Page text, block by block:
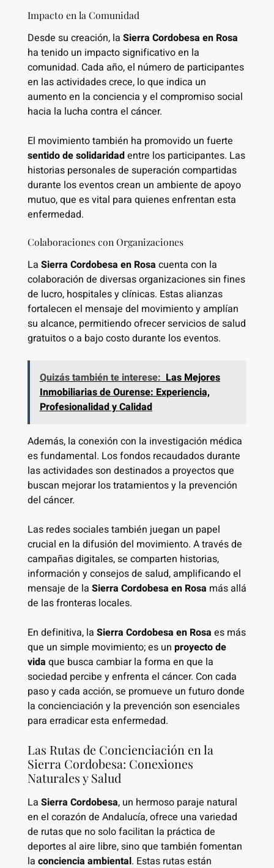
Impacto en la Comunidad
Desde su creación, la Sierra Cordobesa en Rosa
ha tenido un impacto significativo en la
comunidad. Cada año, el número de participantes
en las actividades crece, lo que indica un
aumento en la conciencia y el compromiso social
hacia la lucha contra el cáncer.
El movimiento también ha promovido un fuerte
sentido de solidaridadentre los participantes. Las
historias personales de superación compartidas
durante los eventos crean un ambiente de apoyo
mutuo, que es vital para quienes enfrentan esta
enfermedad.
Colaboraciones con Organizaciones
La Sierra Cordobesa en Rosa cuenta con la
colaboración de diversas organizaciones sin fines
de lucro, hospitales y clínicas. Estas alianzas
fortalecen el mensaje del movimiento y amplían
su alcance, permitiendo ofrecer servicios de salud
gratuitos o a bajo costo durante los eventos.
Quizás también te interese: Las Mejores
Inmobiliarias de Ourense: Experiencia,
Profesionalidad y Calidad
Además, la conexión con la investigación médica
es fundamental. Los fondos recaudados durante
las actividades son destinados a proyectos que
buscan mejorar los tratamientos y la prevención
del cáncer.
Las redes sociales también juegan un papel
crucial en la difusión del movimiento. A través de
campañas digitales, se comparten historias,
información y consejos de salud, amplificando el
mensaje de la Sierra Cordobesa en Rosa más allá
de las fronteras locales.
En definitiva, la Sierra Cordobesa en Rosa es más
que un simple movimiento; es un proyecto de
vida que busca cambiar la forma en que la
sociedad percibe y enfrenta el cáncer. Con cada
paso y cada acción, se promueve un futuro donde
la concienciación y la prevención son esenciales
para erradicar esta enfermedad.
Las Rutas de Concienciación en la
Sierra Cordobesa: Conexiones
Naturales y Salud
La Sierra Cordobesa, un hermoso paraje natural
en el corazón de Andalucía, ofrece una variedad
de rutas que no solo facilitan la práctica de
deportes al aire libre, sino que también fomentan
la conciencia ambiental. Estas rutas están